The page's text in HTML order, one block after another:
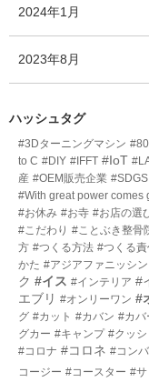
ー
2024年1月
ー
2023年8月
リ
数
ハッシュタグ
#3Dターニングマシン
to C #DIY #IFFT #IoT
産 #OEM販売企業 #SDGS
#With great power comes
#お休み #お寺 #お店の選
#こだわり #ことぶき整骨
方 #つくる方法 #つくる
かた #アジアファニッシ
ク #イス #インテリア #
エブリ #オンリーワン #
グ #カット #カバン #カバ
グカー #キャンプ #クッシ
#コロナ #コロネ #コン
コージー #コースター #サ